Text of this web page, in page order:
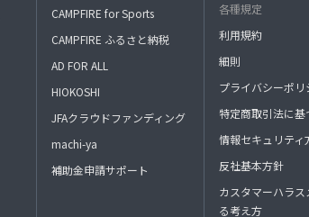
CAMPFIRE for Sports
CAMPFIRE ふるさと納税
AD FOR ALL
HIOKOSHI
JFAクラウドファンディング
machi-ya
補助金申請サポート
各種規定
利用規約
細則
プライバシーポリ
特定商取引法に基
情報セキュリティ
反社基本方針
カスタマーハラ
る考え方